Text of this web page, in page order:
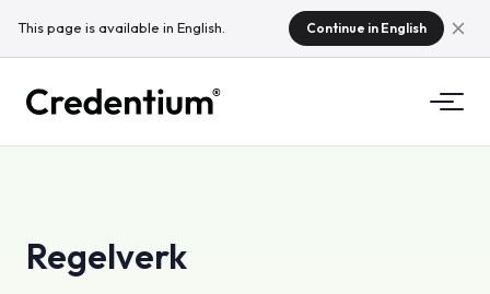
This page is available in English. Continue in English
Varfor Credentium
For universitet
Regelverk